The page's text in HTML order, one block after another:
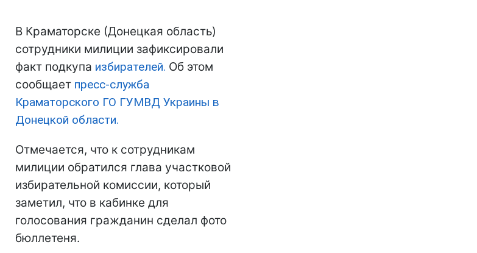
В Краматорске (Донецкая область)
сотрудники милиции зафиксировали
факт подкупа избирателей. Об этом
сообщает пресс-служба
Краматорского ГО ГУМВД Украины в
Донецкой области.
Отмечается, что к сотрудникам
милиции обратился глава участковой
избирательной комиссии, который
заметил, что в кабинке для
голосования гражданин сделал фото
бюллетеня.